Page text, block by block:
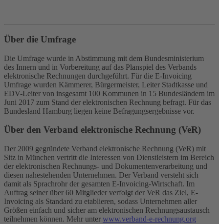
Über die Umfrage
Die Umfrage wurde in Abstimmung mit dem Bundesministerium
des Innern und in Vorbereitung auf das Planspiel des Verbands
elektronische Rechnungen durchgeführt. Für die E-Invoicing
Umfrage wurden Kämmerer, Bürgermeister, Leiter Stadtkasse und
EDV-Leiter von insgesamt 100 Kommunen in 15 Bundesländern im
Juni 2017 zum Stand der elektronischen Rechnung befragt. Für das
Bundesland Hamburg liegen keine Befragungsergebnisse vor.
Über den Verband elektronische Rechnung (VeR)
Der 2009 gegründete Verband elektronische Rechnung (VeR) mit
Sitz in München vertritt die Interessen von Dienstleistern im Bereich
der elektronischen Rechnungs- und Dokumentenverarbeitung und
diesen nahestehenden Unternehmen. Der Verband versteht sich
damit als Sprachrohr der gesamten E-Invoicing-Wirtschaft. Im
Auftrag seiner über 60 Mitglieder verfolgt der VeR das Ziel, E-
Invoicing als Standard zu etablieren, sodass Unternehmen aller
Größen einfach und sicher am elektronischen Rechnungsaustausch
teilnehmen können. Mehr unter www.verband-e-rechnung.org